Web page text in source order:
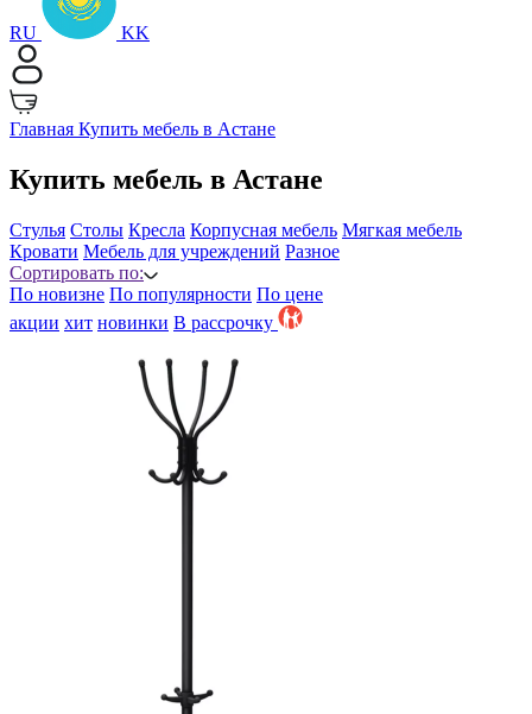
RU KK
Главная Купить мебель в Астане
Купить мебель в Астане
Стулья Столы Кресла Корпусная мебель Мягкая мебель
Кровати Мебель для учреждений Разное
Сортировать по:
По новизне По популярности По цене
акции хит новинки B рассрочку